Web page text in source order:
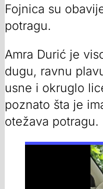
Fojnica su
potragu.
Amra Durić je
dugu, ravnu
usne i okruglo
poznato šta je
otežava potragu.